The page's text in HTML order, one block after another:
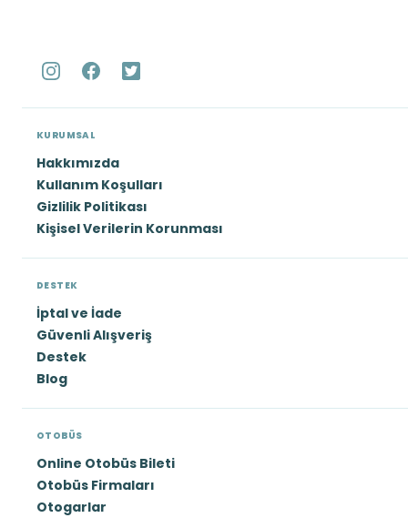
KURUMSAL
Hakkımızda
Kullanım Koşulları
Gizlilik Politikası
Kişisel Verilerin Korunması
DESTEK
İptal ve İade
Güvenli Alışveriş
Destek
Blog
OTOBÜS
Online Otobüs Bileti
Otobüs Firmaları
Otogarlar